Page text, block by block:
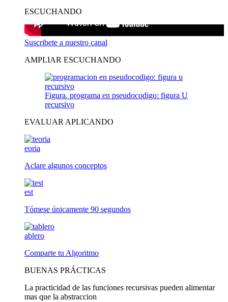
ESCUCHANDO
Suscribete a nuestro canal
AMPLIAR ESCUCHANDO
Figura. programa en pseudocodigo: figura U
recursivo
EVALUAR APLICANDO
eoria
Aclare algunos conceptos
est
Tómese únicamente 90 segundos
ablero
Comparte tu Algoritmo
BUENAS PRÁCTICAS
La practicidad de las funciones recursivas pueden alimentar
mas que la abstraccion